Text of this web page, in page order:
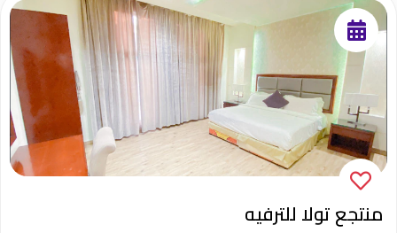
منتجع تولا للترفيه